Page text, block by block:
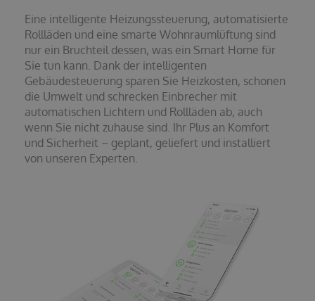
Eine intelligente Heizungssteuerung, automatisierte
Rollläden und eine smarte Wohnraumlüftung sind
nur ein Bruchteil dessen, was ein Smart Home für
Sie tun kann. Dank der intelligenten
Gebäudesteuerung sparen Sie Heizkosten, schonen
die Umwelt und schrecken Einbrecher mit
automatischen Lichtern und Rollläden ab, auch
wenn Sie nicht zuhause sind. Ihr Plus an Komfort
und Sicherheit – geplant, geliefert und installiert
von unseren Experten.